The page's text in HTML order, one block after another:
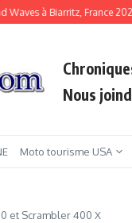
à Biarritz, France 2026
Nous
Moto tourisme USA
et Scrambler 400 X